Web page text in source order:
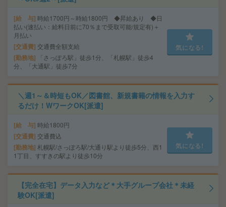
給 与 時給1700円～時給1800円 ◆昇給あり ◆日
払い(速払い：給料日前に70％まで受取可能/規定有)＋
月払い
交通費 交通費全額支給
勤務地
「さっぽろ駅」徒歩1分、「札幌駅」徒歩4
分、「大通駅」徒歩7分
気になる!
＼週1～＆時短もOK／図書館、新規書籍の情報を入力す
るだけ！WワークOK[派遣]
給 与 時給1800円
交通費 交通費込
勤務地 札幌駅/さっぽろ駅/大通り駅より徒歩5分、西1
1丁目、すすきの駅より徒歩10分
気になる!
【完全在宅】データ入力など＊大手グループ会社＊未経
験OK[派遣]